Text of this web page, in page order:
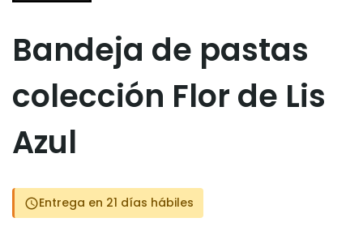
Bandeja de pastas
colección Flor de Lis
Azul
scheduleEntrega en 21 días hábiles